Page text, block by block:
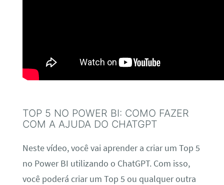
TOP 5 NO POWER BI: COMO FAZER
COM A AJUDA DO CHATGPT
Neste vídeo, você vai aprender a criar um Top 5
no Power BI utilizando o ChatGPT. Com isso,
você poderá criar um Top 5 ou qualquer outra